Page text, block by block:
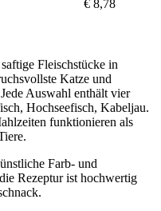
€ 8,78
Fleischstücke in
Katze und
Auswahl enthält vier
Hochseefisch, Kabeljau.
funktionieren als
Farb- und
Rezeptur ist hochwertig